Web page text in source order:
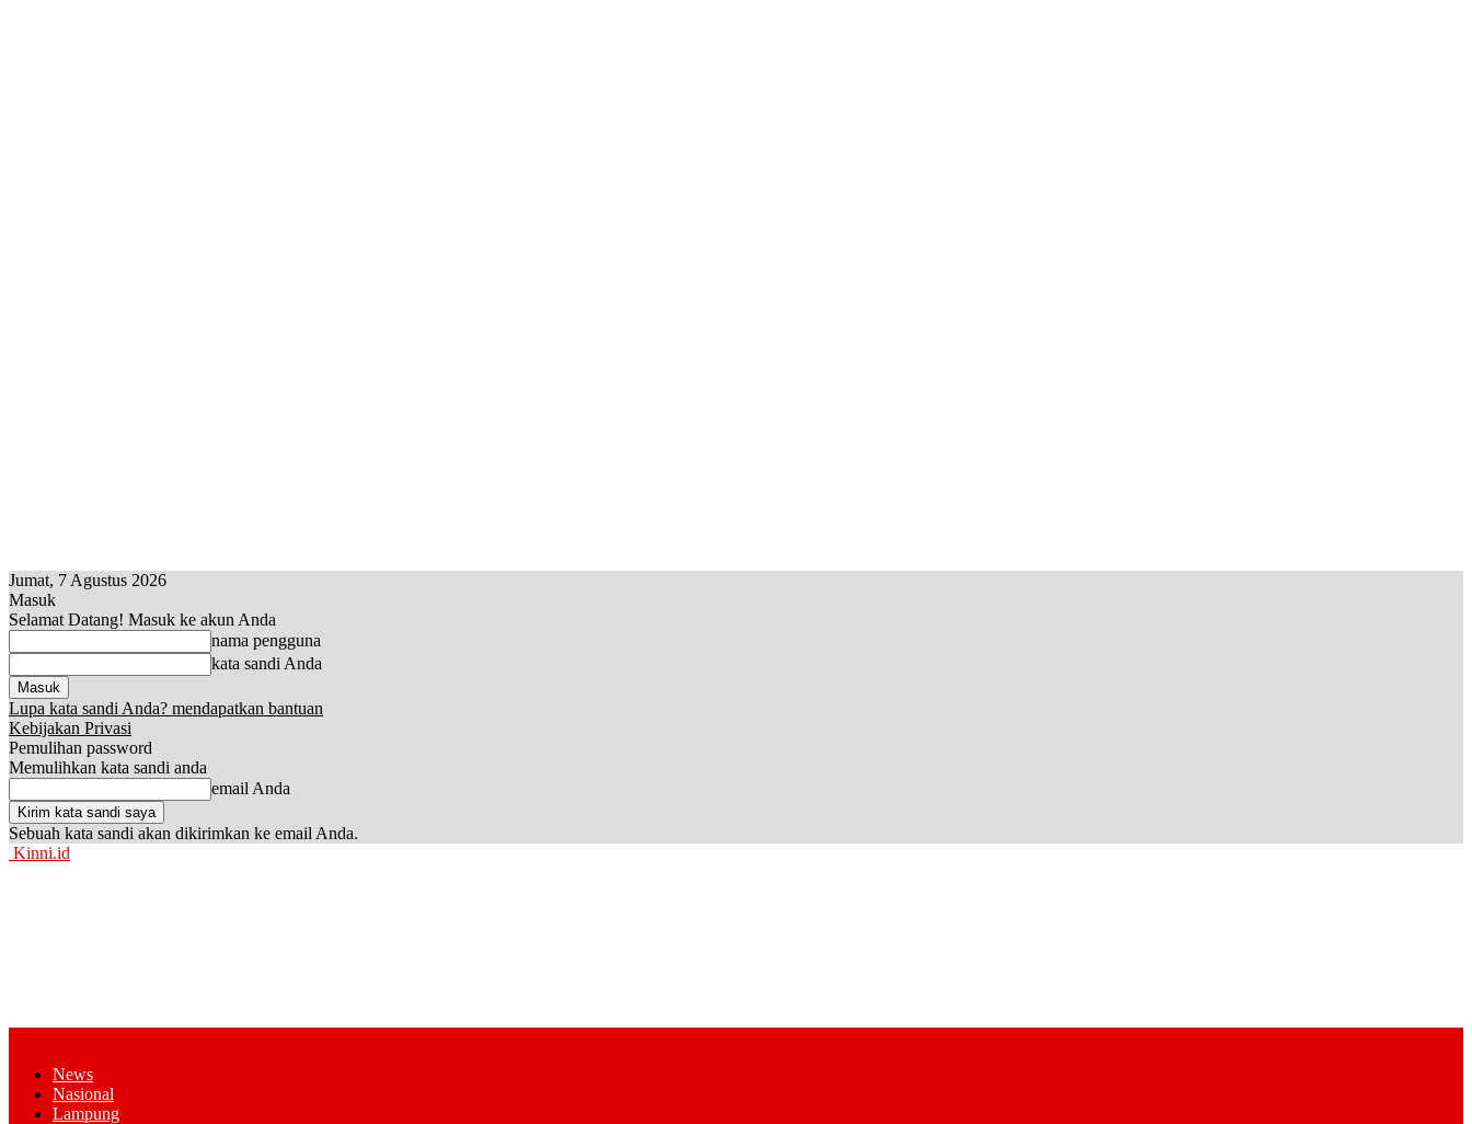
Jumat, 7 Agustus 2026
Masuk
Selamat Datang! Masuk ke akun Anda
nama pengguna
kata sandi Anda
Lupa kata sandi Anda? mendapatkan bantuan
Kebijakan Privasi
Pemulihan password
Memulihkan kata sandi anda
email Anda
Sebuah kata sandi akan dikirimkan ke email Anda.
Kinni.id
News
Nasional
Lampung